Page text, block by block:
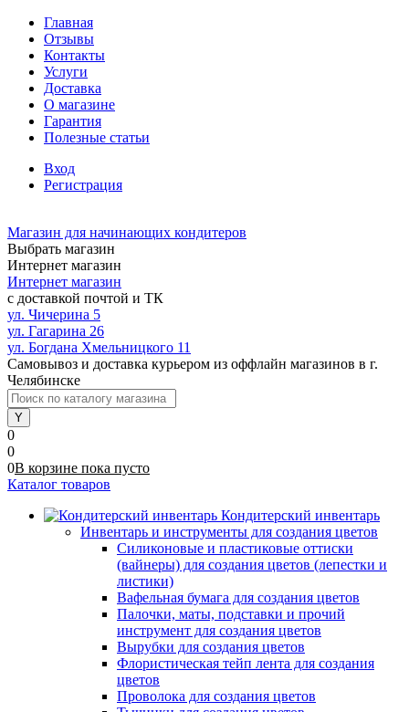
Главная
Отзывы
Контакты
Услуги
Доставка
О магазине
Гарантия
Полезные статьи
Вход
Регистрация
Магазин для начинающих кондитеров
Выбрать магазин
Интернет магазин
Интернет магазин
с доставкой почтой и ТК
ул. Чичерина 5
ул. Гагарина 26
ул. Богдана Хмельницкого 11
Самовывоз и доставка курьером из оффлайн магазинов в г.
Челябинске
0
0
0В корзине пока пусто
Каталог товаров
Кондитерский инвентарь
Инвентарь и инструменты для создания цветов
Силиконовые и пластиковые оттиски
(вайнеры) для создания цветов (лепестки и
листики)
Вафельная бумага для создания цветов
Палочки, маты, подставки и прочий
инструмент для создания цветов
Вырубки для создания цветов
Флористическая тейп лента для создания
цветов
Проволока для создания цветов